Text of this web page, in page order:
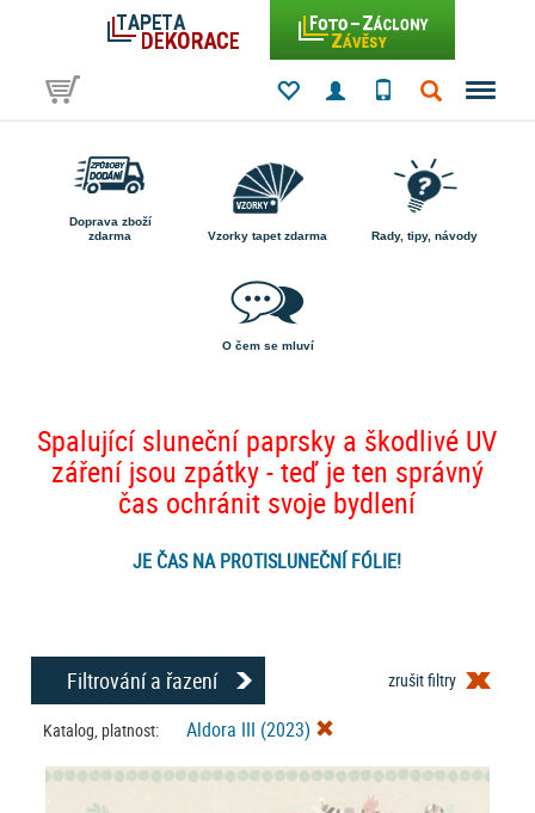
Doprava zboží
zdarma
Vzorky tapet zdarma Rady, tipy, návody
O čem se mluví
Spalující sluneční paprsky a škodlivé UV
záření jsou zpátky - teď je ten správný
čas ochránit svoje bydlení
JE ČAS NA PROTISLUNEČNÍ FÓLIE!
Filtrování a řazení zrušit filtry
Katalog, platnost: Aldora III (2023)